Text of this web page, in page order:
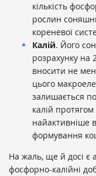
кількість
рослин
кореневої
Калій. Його
розрахунку на
вносити не
цього
залишається
калій протягом
найактивніше
формування
На жаль, ще й досі є
фосфорно-калійні